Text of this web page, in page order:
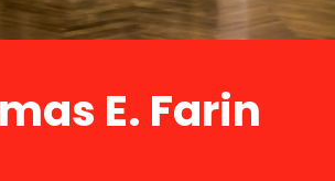
E. Farin